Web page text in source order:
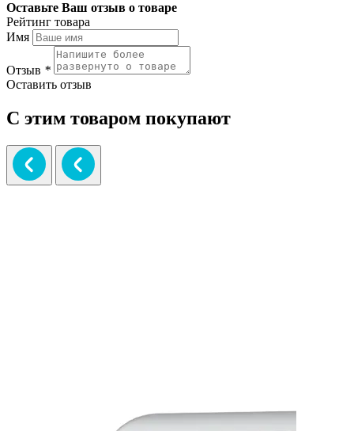
Оставьте Ваш отзыв о товаре
Рейтинг товара
Имя
Отзыв *
Оставить отзыв
С этим товаром покупают